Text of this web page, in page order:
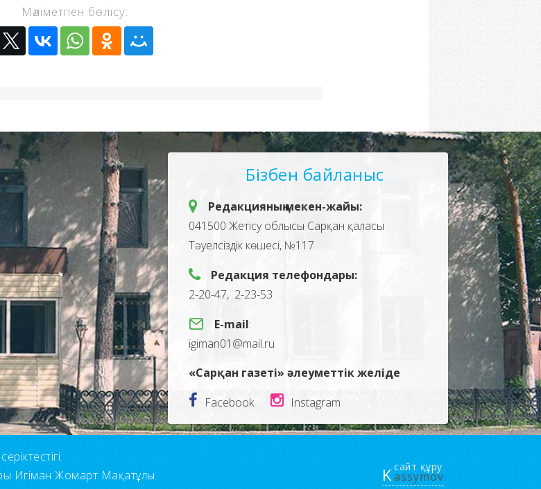
Мәліметпен бөлісу:
Бізбен байланыс
Редакцияның мекен-жайы:
041500 Жетісу облысы Сарқан қаласы
Тәуелсіздік көшесі, №117
Редакция телефондары:
2-20-47, 2-23-53
E-mail:
igiman01@mail.ru
«Сарқан газеті» әлеуметтік желіде
Facebook
Instagram
Игіман Жомарт Мақатұлы
сайт құру
Kassymov